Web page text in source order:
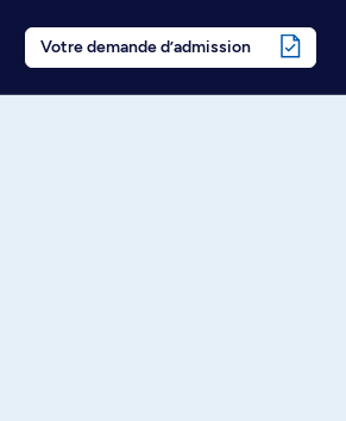
Votre demande d’admission